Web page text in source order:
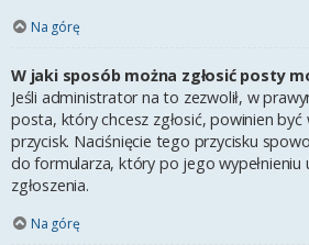
Na górę
W jaki sposób można zgłosić posty
Jeśli administrator na to zezwolił, w
posta, który chcesz zgłosić, powinien
przycisk. Naciśnięcie tego przycisku
do formularza, który po jego wypełnieniu
zgłoszenia.
Na górę